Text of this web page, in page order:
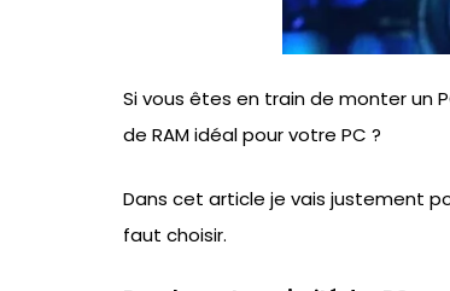
Si vous êtes en train de monter un
de RAM idéal pour votre PC ?
Dans cet article je vais justement
faut choisir.